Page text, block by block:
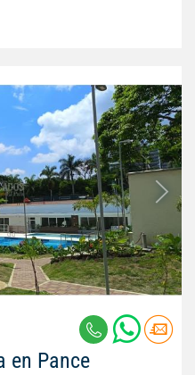
en Pance